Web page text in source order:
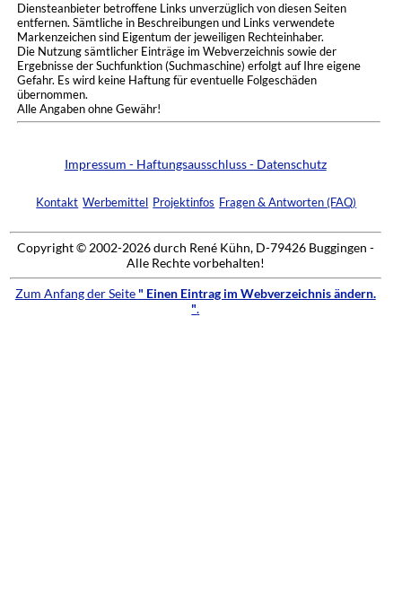
Diensteanbieter betroffene Links unverzüglich von diesen Seiten
entfernen. Sämtliche in Beschreibungen und Links verwendete
Markenzeichen sind Eigentum der jeweiligen Rechteinhaber.
Die Nutzung sämtlicher Einträge im Webverzeichnis sowie der
Ergebnisse der Suchfunktion (Suchmaschine) erfolgt auf Ihre eigene
Gefahr. Es wird keine Haftung für eventuelle Folgeschäden
übernommen.
Alle Angaben ohne Gewähr!
Impressum - Haftungsausschluss - Datenschutz
Kontakt Werbemittel Projektinfos Fragen & Antworten (FAQ)
Copyright © 2002-2026 durch René Kühn, D-79426 Buggingen -
Alle Rechte vorbehalten!
Zum Anfang der Seite " Einen Eintrag im Webverzeichnis ändern.
".